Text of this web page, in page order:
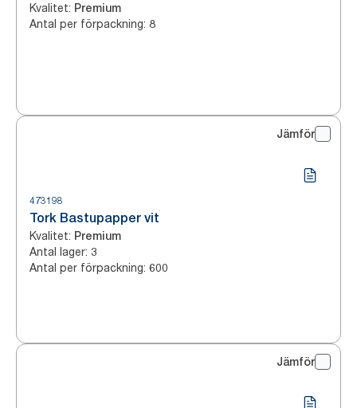
Kvalitet: Premium
Antal per förpackning: 8
Jämför
473198
Tork Bastupapper vit
Kvalitet: Premium
Antal lager: 3
Antal per förpackning: 600
Jämför